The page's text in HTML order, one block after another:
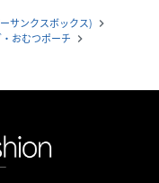
サンクスボックス) navigate_next
おむつポーチ navigate_next